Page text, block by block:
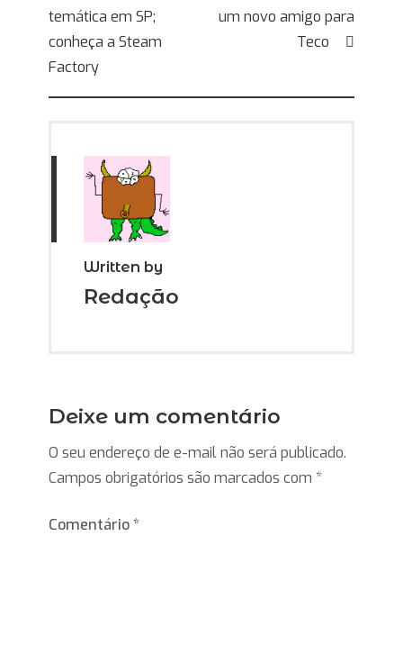
Post
temática em SP;
conheça a Steam
Factory
um novo amigo para
Teco
Written by
Redação
Deixe um comentário
O seu endereço de e-mail não será publicado.
Campos obrigatórios são marcados com *
Comentário*